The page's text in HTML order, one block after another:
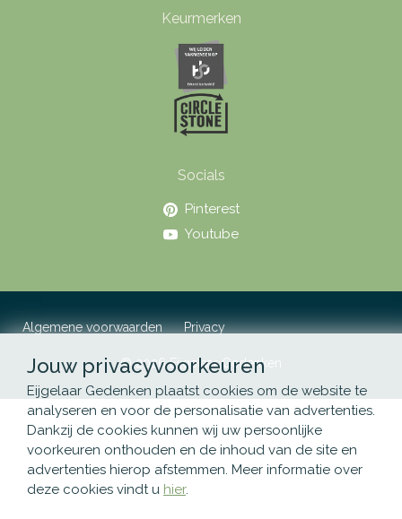
Keurmerken
Socials
Pinterest
Youtube
Algemene voorwaarden Privacy
© 2026 Eijgelaar Gedenken
Jouw privacyvoorkeuren
Eijgelaar Gedenken plaatst cookies om de website te
analyseren en voor de personalisatie van advertenties.
Dankzij de cookies kunnen wij uw persoonlijke
voorkeuren onthouden en de inhoud van de site en
advertenties hierop afstemmen. Meer informatie over
deze cookies vindt u hier.